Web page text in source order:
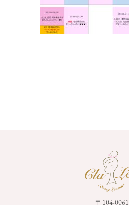
〒104-0061